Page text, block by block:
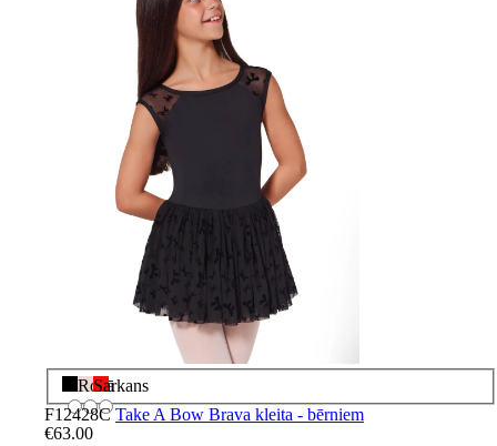
Melns
RozāSarkans
F12428C Take A Bow Brava kleita - bērniem
€63.00